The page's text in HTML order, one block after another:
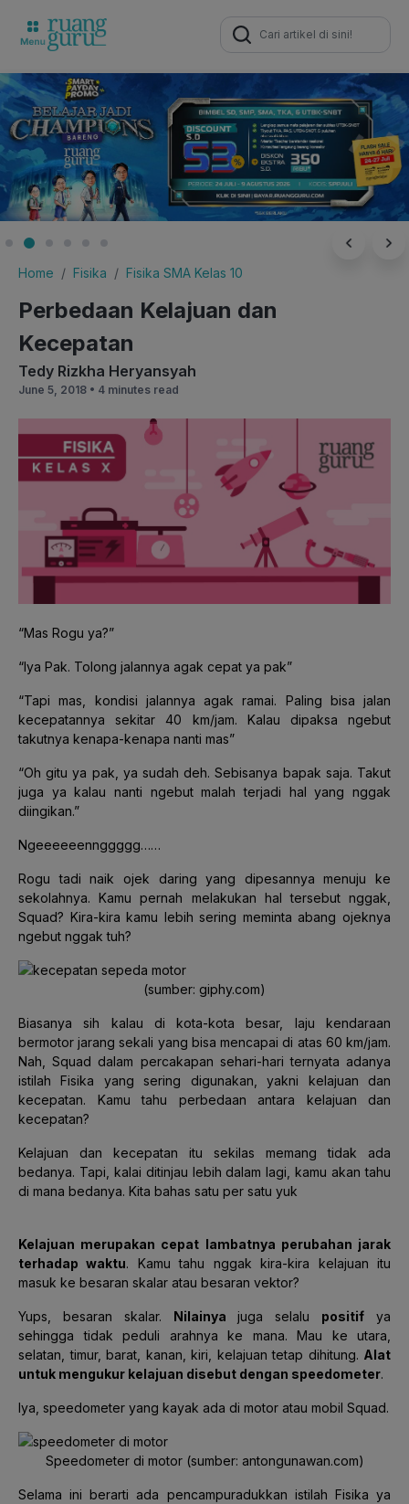
Search
for:
Home Fisika Fisika SMA Kelas 10
Perbedaan Kelajuan dan
Kecepatan
Tedy Rizkha Heryansyah
June 5, 2018 • 4 minutes read
“Mas Rogu ya?”
“Iya Pak. Tolong jalannya agak cepat ya pak”
“Tapi mas, kondisi jalannya agak ramai. Paling bisa jalan
kecepatannya sekitar 40 km/jam. Kalau dipaksa ngebut
takutnya kenapa-kenapa nanti mas”
“Oh gitu ya pak, ya sudah deh. Sebisanya bapak saja. Takut
juga ya kalau nanti ngebut malah terjadi hal yang nggak
diingikan.”
Ngeeeeeennggggg……
Rogu tadi naik ojek daring yang dipesannya menuju ke
sekolahnya. Kamu pernah melakukan hal tersebut nggak,
Squad? Kira-kira kamu lebih sering meminta abang ojeknya
ngebut nggak tuh?
(sumber: giphy.com)
Biasanya sih kalau di kota-kota besar, laju kendaraan
bermotor jarang sekali yang bisa mencapai di atas 60 km/jam.
Nah, Squad dalam percakapan sehari-hari ternyata adanya
istilah Fisika yang sering digunakan, yakni kelajuan dan
kecepatan. Kamu tahu perbedaan antara kelajuan dan
kecepatan?
Kelajuan dan kecepatan itu sekilas memang tidak ada
bedanya. Tapi, kalai ditinjau lebih dalam lagi, kamu akan tahu
di mana bedanya. Kita bahas satu per satu yuk
Kelajuan merupakan cepat lambatnya perubahan jarak
terhadap waktu. Kamu tahu nggak kira-kira kelajuan itu
masuk ke besaran skalar atau besaran vektor?
Yups, besaran skalar. Nilainya juga selalu positif ya
sehingga tidak peduli arahnya ke mana. Mau ke utara,
selatan, timur, barat, kanan, kiri, kelajuan tetap dihitung. Alat
untuk mengukur kelajuan disebut dengan speedometer.
Iya, speedometer yang kayak ada di motor atau mobil Squad.
Speedometer di motor (sumber: antongunawan.com)
Selama ini berarti ada pencampuradukkan istilah Fisika ya